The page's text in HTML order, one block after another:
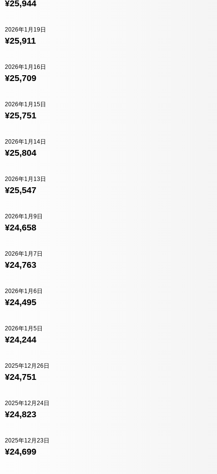
¥25,944
¥25,911
2026年1月19日
¥25,709
2026年1月16日
¥25,751
2026年1月15日
¥25,804
2026年1月14日
¥25,547
2026年1月13日
¥24,658
2026年1月9日
¥24,763
2026年1月7日
¥24,495
2026年1月6日
¥24,244
2026年1月5日
¥24,751
2025年12月26日
¥24,823
2025年12月24日
¥24,699
2025年12月23日